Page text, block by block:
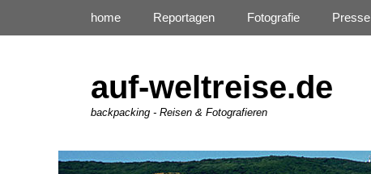
auf-weltreise.de
backpacking - Reisen & Fotografieren
Primäres Menü
home Reportagen Fotografie Presse